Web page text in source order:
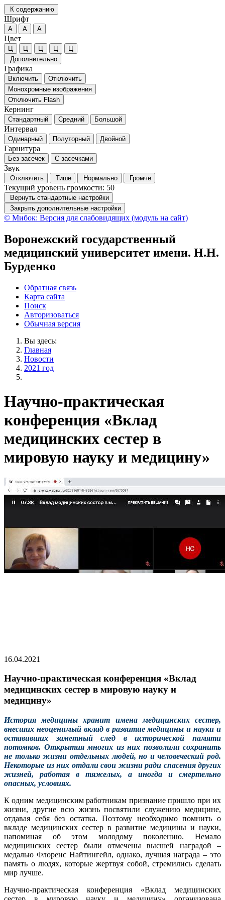
К содержанию
Шрифт
А А А
Цвет
Ц Ц Ц Ц
Ц
Дополнительно
Графика
Включить
Отключить
Монохромные изображения
Отключить Flash
Кернинг
Стандартный Средний Большой
Интервал
Одинарный Полуторный Двойной
Гарнитура
Без засечек С засечками
Звук
Отключить Тише Нормально Громче
Текущий уровень громкости: 50
Вернуть стандартные настройки
Закрыть дополнительные настройки
© Мибок: Версия для слабовидящих (модуль на сайт)
Воронежский государственный
медицинский университет имени. Н.Н.
Бурденко
Обратная связь
Карта сайта
Поиск
Авторизоваться
Обычная версия
Вы здесь:
Главная
Новости
2021 год
Научно-практическая
конференция «Вклад
медицинских сестер в
мировую науку и медицину»
16.04.2021
Научно-практическая конференция «Вклад
медицинских сестер в мировую науку и
медицину»
История медицины хранит имена медицинских сестер,
внесших неоценимый вклад в развитие медицины и науки и
оставивших заметный след в исторической памяти
потомков. Открытия многих из них позволили сохранить
не только жизни отдельных людей, но и человеческий род.
Некоторые из них отдали свои жизни ради спасения других
жизней, работая в тяжелых, а иногда и смертельно
опасных, условиях.
К одним медицинским работникам признание пришло при их
жизни, другие всю жизнь посвятили служению медицине,
отдавая себя без остатка. Поэтому необходимо помнить о
вкладе медицинских сестер в развитие медицины и науки,
напоминая об этом молодому поколению. Немало
медицинских сестер были отмечены высшей наградой –
медалью Флоренс Найтингейл, однако, лучшая награда – это
память о людях, которые жертвуя собой, стремились сделать
мир лучше.
Научно-практическая конференция «Вклад медицинских